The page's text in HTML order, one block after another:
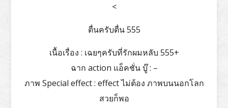
<
ตื่นครับตื่น 555
เนื้อเรื่อง : เฉยๆครับที่รักผมหลับ 555+
ฉาก action แอ็คชั่น บู๊ : –
ภาพ Special effect : effect ไม่ต้อง ภาพบนนอกโลก
สวยก็พอ